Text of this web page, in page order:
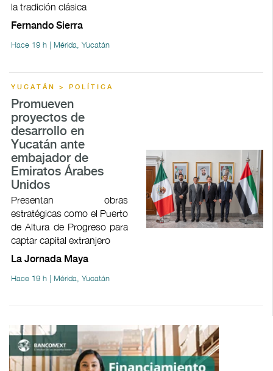
la tradición clásica
Fernando Sierra
Hace 19 h | Mérida, Yucatán
YUCATÁN > POLÍTICA
Promueven
proyectos de
desarrollo en
Yucatán ante
embajador de
Emiratos Árabes
Unidos
Presentan obras
estratégicas como el Puerto
de Altura de Progreso para
captar capital extranjero
La Jornada Maya
Hace 19 h | Mérida, Yucatán